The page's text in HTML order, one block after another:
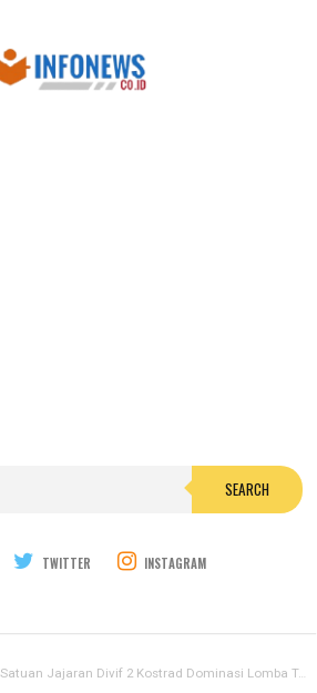
SEARCH
TWITTER INSTAGRAM
Satuan Jajaran Divif 2 Kostrad Dominasi Lomba Tonting 2018